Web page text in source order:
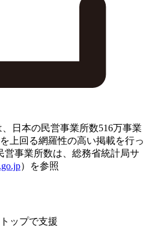
日本の民営事業所数516万事業
上回る網羅性の高い掲載を行っ
営事業所数は、総務省統計局サ
）を参照
ップで支援